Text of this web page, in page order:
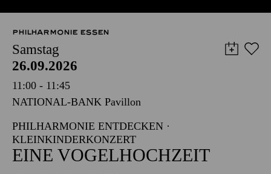
PHILHARMONIE ESSEN
Samstag
26.09.2026
11:00 - 11:45
NATIONAL-BANK Pavillon
PHILHARMONIE ENTDECKEN ·
KLEINKINDERKONZERT
EINE VOGELHOCHZEIT